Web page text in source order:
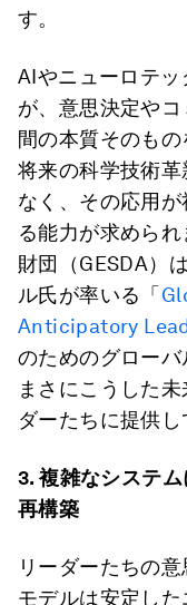
す。
AIやニューロテ
が、意思決定や
間の本質そのも
将来の科学技術
なく、その応用
る能力が求めら
財団（GESDA）
ル氏が率いる「
Anticipatory
のためのグローバ
まさにこうした
ダーたちに提供し
3.複雑なシステ
再構築
リーダーたちの
モデルは安定し